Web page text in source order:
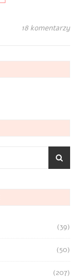
18 komentarzy
(39)
(50)
(207)